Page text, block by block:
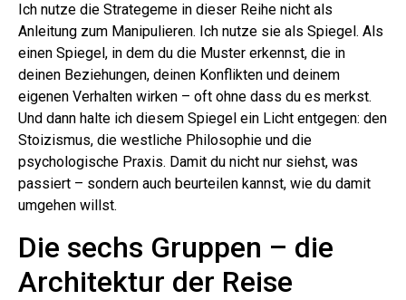
Ich nutze die Strategeme in dieser Reihe nicht als
Anleitung zum Manipulieren. Ich nutze sie als Spiegel. Als
einen Spiegel, in dem du die Muster erkennst, die in
deinen Beziehungen, deinen Konflikten und deinem
eigenen Verhalten wirken – oft ohne dass du es merkst.
Und dann halte ich diesem Spiegel ein Licht entgegen: den
Stoizismus, die westliche Philosophie und die
psychologische Praxis. Damit du nicht nur siehst, was
passiert – sondern auch beurteilen kannst, wie du damit
umgehen willst.
Die sechs Gruppen – die
Architektur der Reise